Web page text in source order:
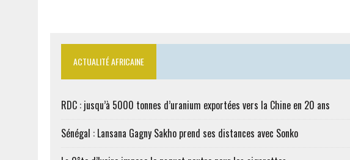
ACTUALITÉ AFRICAINE
RDC : jusqu’à 5000 tonnes d’uranium exportées vers la Chine en 20 ans
Sénégal : Lansana Gagny Sakho prend ses distances avec Sonko